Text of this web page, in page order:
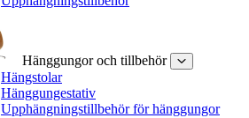
Hänggungor och tillbehör
Hängstolar
Hänggungestativ
Upphängningstillbehör för hänggungor